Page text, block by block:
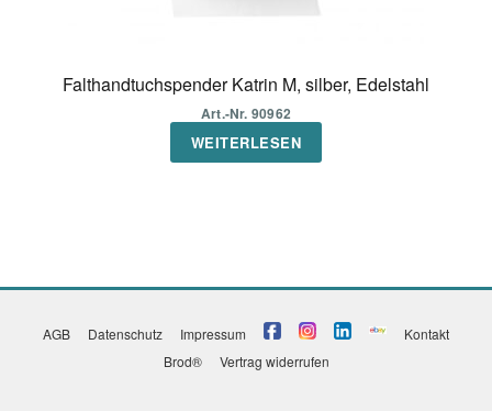
Falthandtuchspender Katrin M, silber, Edelstahl
Art.-Nr. 90962
WEITERLESEN
AGB Datenschutz Impressum
Kontakt
Brod®
Vertrag widerrufen